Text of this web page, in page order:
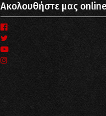
Ακολουθήστε μας online